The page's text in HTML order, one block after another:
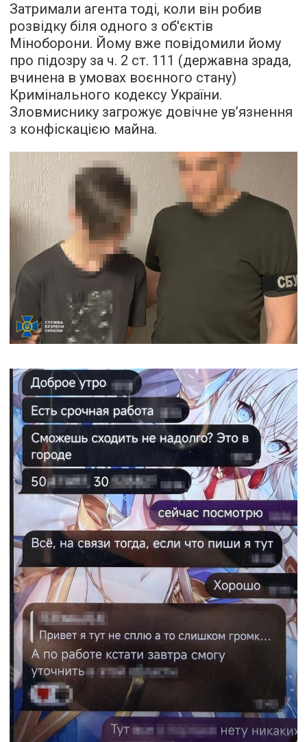
Затримали агента тоді, коли він робив
розвідку біля одного з об'єктів
Міноборони. Йому вже повідомили йому
про підозру за ч. 2 ст. 111 (державна зрада,
вчинена в умовах воєнного стану)
Кримінального кодексу України.
Зловмиснику загрожує довічне ув’язнення
з конфіскацією майна.